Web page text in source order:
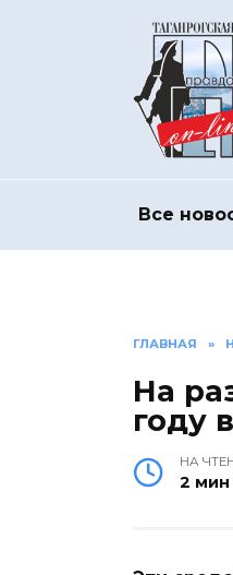
Все
ГЛАВНАЯ »
На
году
НА
2 мин